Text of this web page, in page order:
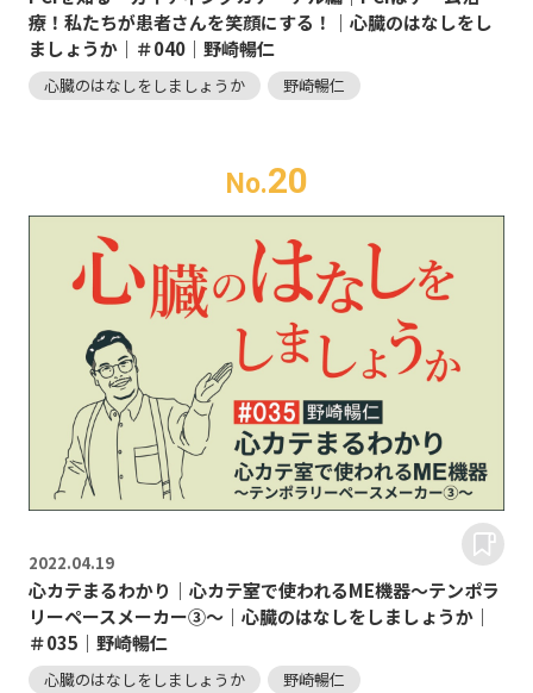
療！私たちが患者さんを笑顔にする！｜心臓のはなしをし
ましょうか｜＃040｜野崎暢仁
心臓のはなしをしましょうか 野崎暢仁
No.20
2022.04.19
心カテまるわかり｜心カテ室で使われるME機器～テンポラ
リーペースメーカー③～｜心臓のはなしをしましょうか｜
＃035｜野崎暢仁
心臓のはなしをしましょうか 野崎暢仁